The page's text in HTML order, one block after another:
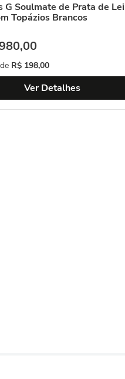
G Soulmate de Prata de Lei
Topázios Brancos
,00
R$ 198,00
Ver Detalhes